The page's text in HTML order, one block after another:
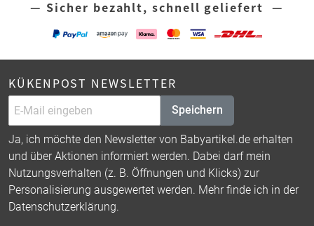
— Sicher bezahlt, schnell geliefert —
KÜKENPOST NEWSLETTER
Speichern
Ja, ich möchte den Newsletter von Babyartikel.de erhalten
und über Aktionen informiert werden. Dabei darf mein
Nutzungsverhalten (z. B. Öffnungen und Klicks) zur
Personalisierung ausgewertet werden. Mehr finde ich in der
Datenschutzerklärung.